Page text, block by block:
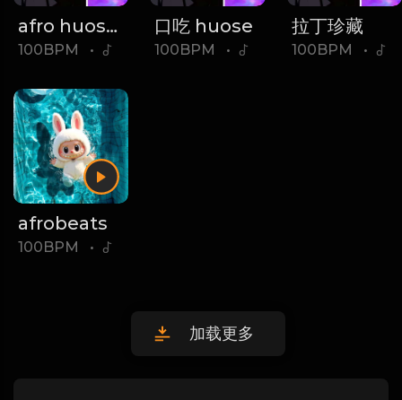
afro huose 绝对律动
100BPM •
口吃 huose
100BPM •
拉丁珍藏
100BPM •
afrobeats
100BPM •
加载更多